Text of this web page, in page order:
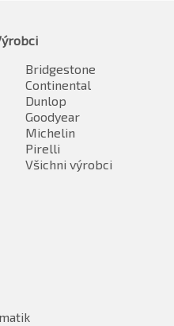
Bridgestone
Continental
Dunlop
Goodyear
Michelin
Pirelli
Všichni výrobci